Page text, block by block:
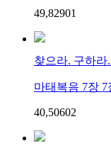
49,82901
찾으라. 구하라
마태복음 7장
40,50602